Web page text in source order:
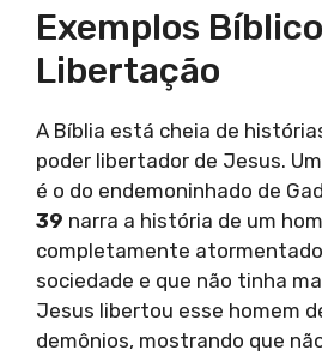
Exemplos
Libertação
A Bíblia está cheia de
poder libertador de Jesus.
é o do endemoninhado de
39 narra a história de um
completamente
sociedade e que não tinha
Jesus libertou esse homem
demônios, mostrando que